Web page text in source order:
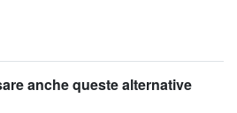
anche queste alternative